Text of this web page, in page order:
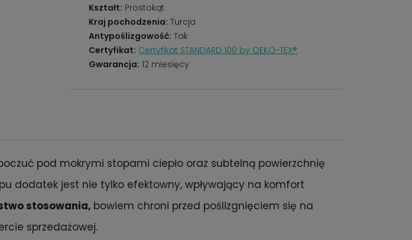
Kształt: Prostokąt
Kraj pochodzenia: Turcja
Antypoślizgowość: Tak
Certyfikat: Certyfikat STANDARD 100 by OEKO-TEX®
Gwarancja: 12 miesięcy
pod mokrymi stopami ciepło oraz subtelną powierzchnię
dodatek jest nie tylko efektowny, wpływający na komfort
stosowania, bowiem chroni przed poślizgnięciem się na
sprzedażowej.